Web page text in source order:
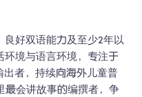
良好双语能力及至少2年以
环境与语言环境，专注于
出者，持续向海外儿童普
最会讲故事的编撰者，争